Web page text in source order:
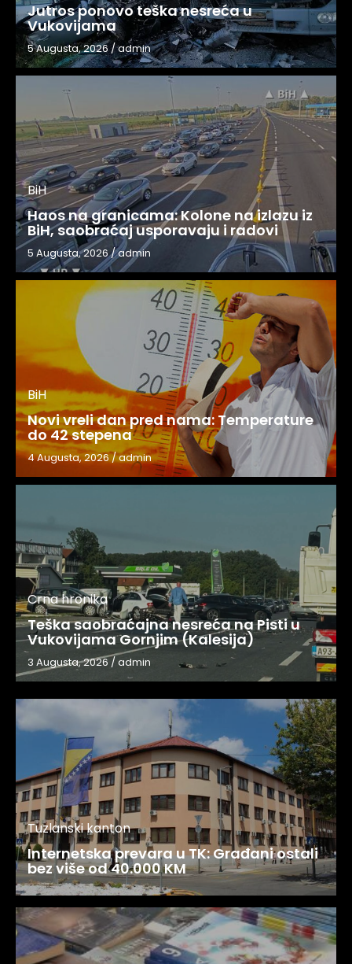
Jutros ponovo teška nesreća u
Vukovijama
5 Augusta, 2026/admin
BiH
Haos na granicama: Kolone na izlazu iz
BiH, saobraćaj usporavaju i radovi
5 Augusta, 2026/admin
BiH
Novi vreli dan pred nama: Temperature
do 42 stepena
4 Augusta, 2026/admin
Crna hronika
Teška saobraćajna nesreća na Pisti u
Vukovijama Gornjim (Kalesija)
3 Augusta, 2026/admin
Tuzlanski kanton
Internetska prevara u TK: Građani ostali
bez više od 40.000 KM